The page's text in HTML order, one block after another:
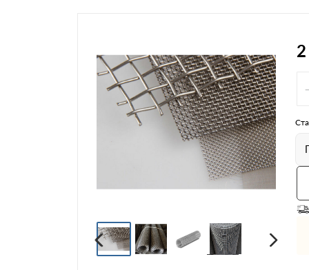
Сортовой прокат
Фасонный прокат
Оцинкованный прокат
Рулонная сталь
Винтовые сваи
Цветной металлопрокат